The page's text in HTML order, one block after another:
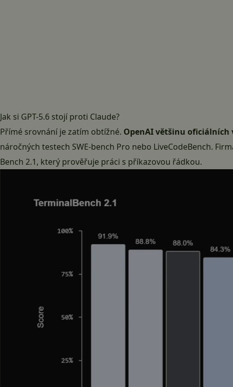
Jak si GPT-5.6 stojí proti Claude?
Přímé srovnání je zatím obtížné. OpenAI většinu oficiálních
náročných testech SWE-bench Pro nebo LiveCodeBench.
Bench 2.1, který prověřuje práci s příkazovou řádkou.